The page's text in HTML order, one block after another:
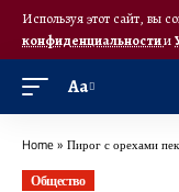
Используя этот сайт, вы
конфиденциальностии
Аа
Home » Пирог с орехами
Общество